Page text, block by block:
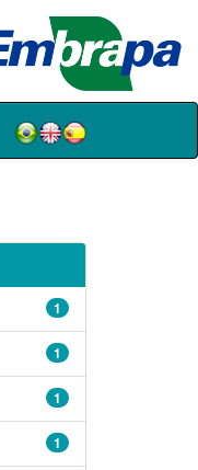
1
1
1
1